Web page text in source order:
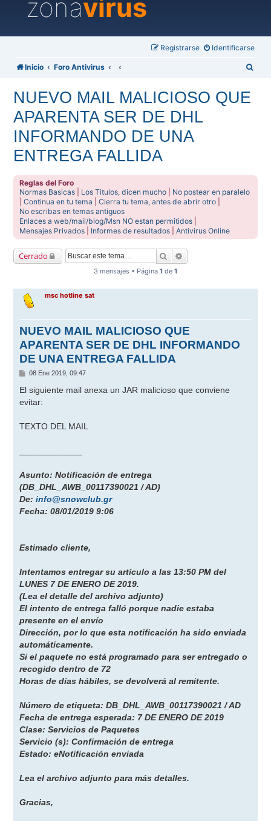
zonavirus
Identificarse
Registrarse
Inicio Foro Antivirus
NUEVO MAIL MALICIOSO QUE
APARENTA SER DE DHL
INFORMANDO DE UNA
ENTREGA FALLIDA
Reglas del Foro
Normas Basicas
Los Titulos, dicen mucho
No postear en paralelo
|Continua en tu tema |Cierra tu tema, antes de abrir otro
No escribas en temas antiguos
Enlaces a web/mail/blog/Msn NO estan permitidos
Mensajes Privados
Informes de resultados |Antivirus Online
Cerrado Buscar
3 mensajes • Página 1 de 1
msc hotline sat
NUEVO MAIL MALICIOSO QUE
APARENTA SER DE DHL INFORMANDO
DE UNA ENTREGA FALLIDA
M
n
a
08 Ene 2019, 09:47
El siguiente mail anexa un JAR malicioso que conviene
evitar:
TEXTO DEL MAIL
Asunto: Notificación de entrega
(DB_DHL_AWB_00117390021 / AD)
De:info@snowclub.gr
Fecha: 08/01/2019 9:06
Estimado cliente,
Intentamos entregar su artículo a las 13:50 PM del
LUNES 7 DE ENERO DE 2019.
(Lea el detalle del archivo adjunto)
El intento de entrega falló porque nadie estaba
presente en el envío
Dirección, por lo que esta notificación ha sido enviada
automáticamente.
Si el paquete no está programado para ser entregado o
recogido dentro de 72
Horas de días hábiles, se devolverá al remitente.
Número de etiqueta: DB_DHL_AWB_00117390021 / AD
Fecha de entrega esperada: 7 DE ENERO DE 2019
Clase: Servicios de Paquetes
Servicio (s): Confirmación de entrega
Estado: eNotificación enviada
Lea el archivo adjunto para más detalles.
Gracias,